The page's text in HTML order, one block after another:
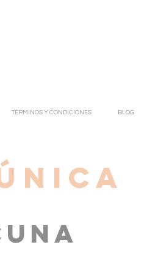
TÉRMINOS Y CONDICIONES BLOG